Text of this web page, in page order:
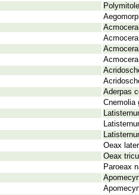
Aderpas
Cnemolia
Oeax
Oeax
Paroeax